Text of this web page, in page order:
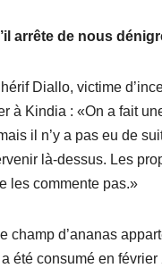
arrête de nous
Diallo, victime
à Kindia : «On a fait
il n’y a pas eu de
là-dessus. Les
les commente pas.»
champ d’ananas
été consumé en février